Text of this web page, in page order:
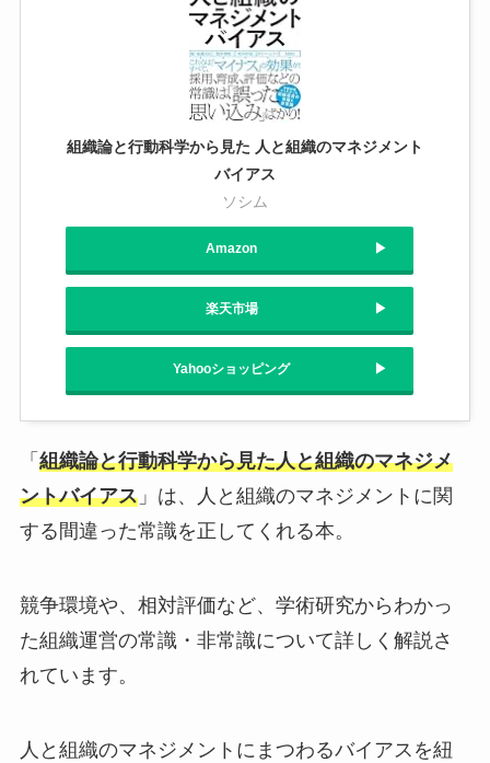
組織論と行動科学から見た 人と組織のマネジメント
バイアス
ソシム
Amazon
楽天市場
Yahooショッピング
「 組織論と行動科学から見た人と組織のマネジメ
ントバイアス」は、人と組織のマネジメントに関
する間違った常識を正してくれる本。
競争環境や、相対評価など、学術研究からわかっ
た組織運営の常識・非常識について詳しく解説さ
れています。
人と組織のマネジメントにまつわるバイアスを紐